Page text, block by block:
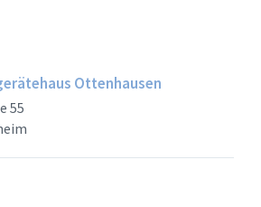
Ottenhausen
55